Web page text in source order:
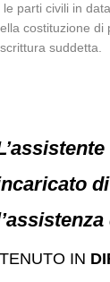
parti civili in
costituzione di
suddetta.
IN